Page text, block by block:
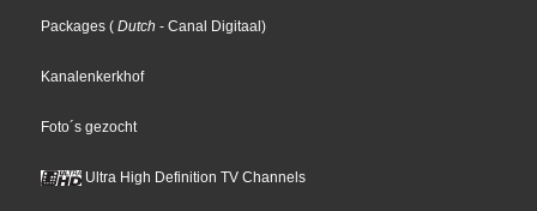
Packages ( Dutch - Canal Digitaal)
Kanalenkerkhof
Foto´s gezocht
Ultra High Definition TV Channels